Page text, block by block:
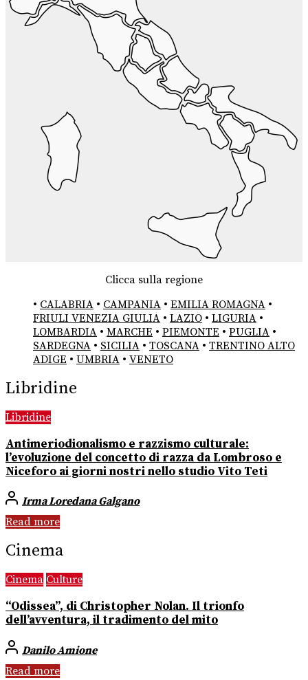
Clicca sulla regione
• CALABRIA • CAMPANIA • EMILIA ROMAGNA •
FRIULI VENEZIA GIULIA • LAZIO • LIGURIA •
LOMBARDIA • MARCHE • PIEMONTE • PUGLIA •
SARDEGNA • SICILIA • TOSCANA • TRENTINO ALTO
ADIGE • UMBRIA • VENETO
Libridine
Libridine
Antimeriodionalismo e razzismo culturale:
l’evoluzione del concetto di razza da Lombroso e
Niceforo ai giorni nostri nello studio Vito Teti
Irma Loredana Galgano
Read more
Cinema
Cinema Culture
“Odissea”, di Christopher Nolan. Il trionfo
dell’avventura, il tradimento del mito
Danilo Amione
Read more